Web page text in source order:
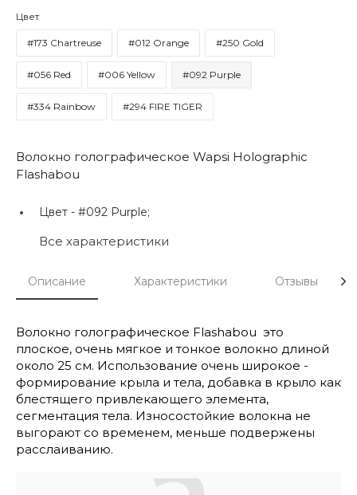
Цвет
#173 Chartreuse #012 Orange #250 Gold
#056 Red #006 Yellow #092 Purple
#334 Rainbow #294 FIRE TIGER
Волокно голографическое Wapsi Holographic
Flashabou
Цвет - #092 Purple;
Все характеристики
Описание Характеристики Отзывы
Волокно голографическое Flashabou это
плоское, очень мягкое и тонкое волокно длиной
около 25 см. Использование очень широкое -
формирование крыла и тела, добавка в крыло как
блестящего привлекающего элемента,
сегментация тела. Износостойкие волокна не
выгорают со временем, меньше подвержены
расслаиванию.